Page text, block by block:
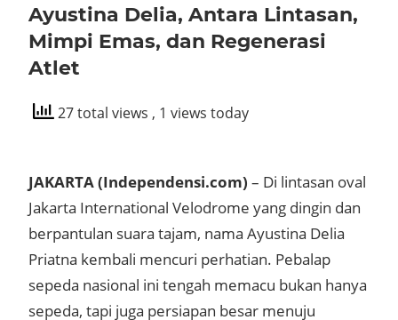
Ayustina Delia, Antara Lintasan,
Mimpi Emas, dan Regenerasi
Atlet
27 total views , 1 views today
JAKARTA (Independensi.com) – Di lintasan oval
Jakarta International Velodrome yang dingin dan
berpantulan suara tajam, nama Ayustina Delia
Priatna kembali mencuri perhatian. Pebalap
sepeda nasional ini tengah memacu bukan hanya
sepeda, tapi juga persiapan besar menuju